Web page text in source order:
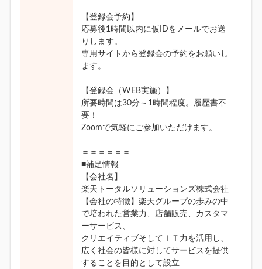
【登録会予約】
応募後1時間以内に仮IDをメールでお送
りします。
専用サイトから登録会の予約をお願いし
ます。
【登録会（WEB実施）】
所要時間は30分～1時間程度。履歴書不
要！
Zoomで気軽にご参加いただけます。
＝＝＝＝＝＝
■補足情報
【会社名】
楽天トータルソリューションズ株式会社
【会社の特徴】楽天グループの歩みの中
で培われた営業力、店舗販売、カスタマ
ーサービス、
クリエイティブそしてＩＴ力を活用し、
広く社会の皆様に対してサービスを提供
することを目的として設立